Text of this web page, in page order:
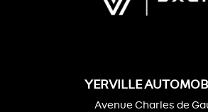
YERVILLE
Avenue Charles de